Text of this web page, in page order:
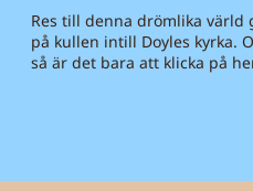
Res till denna drömlika värld
på kullen intill Doyles kyrka.
så är det bara att klicka på